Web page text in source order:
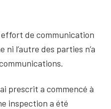
de communication
ni l’autre des parties n’a
prescrit a commencé à
inspection a été